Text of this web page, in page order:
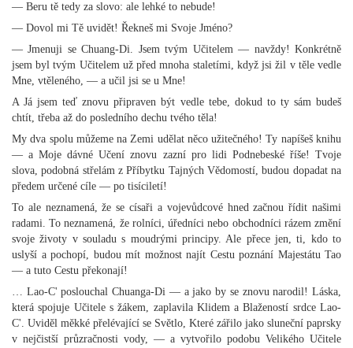
— Beru tě tedy za slovo: ale lehké to nebude!
— Dovol mi Tě uvidět! Řekneš mi Svoje Jméno?
— Jmenuji se Chuang-Di. Jsem tvým Učitelem — navždy! Konkrétně
jsem byl tvým Učitelem už před mnoha staletími, když jsi žil v těle vedle
Mne, vtěleného, — a učil jsi se u Mne!
A Já jsem teď znovu připraven být vedle tebe, dokud to ty sám budeš
chtít, třeba až do posledního dechu tvého těla!
My dva spolu můžeme na Zemi udělat něco užitečného! Ty napíšeš knihu
— a Moje dávné Učení znovu zazní pro lidi Podnebeské říše! Tvoje
slova, podobná střelám z Příbytku Tajných Vědomostí, budou dopadat na
předem určené cíle — po tisíciletí!
To ale neznamená, že se císaři a vojevůdcové hned začnou řídit našimi
radami. To neznamená, že rolníci, úředníci nebo obchodníci rázem změní
svoje životy v souladu s moudrými principy. Ale přece jen, ti, kdo to
uslyší a pochopí, budou mít možnost najít Cestu poznání Majestátu Tao
— a tuto Cestu překonají!
… Lao-C' poslouchal Chuanga-Di — a jako by se znovu narodil! Láska,
která spojuje Učitele s žákem, zaplavila Klidem a Blažeností srdce Lao-
C'. Uviděl měkké přelévající se Světlo, Které zářilo jako sluneční paprsky
v nejčistší průzračnosti vody, — a vytvořilo podobu Velikého Učitele